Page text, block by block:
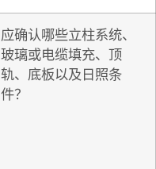
应确认哪些立柱系统、
玻璃或电缆填充、顶
轨、底板以及日照条
件？